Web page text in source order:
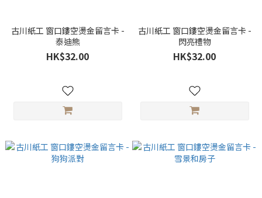
古川紙工 窗口鏤空燙金留言卡 -
泰迪熊
HK$32.00
古川紙工 窗口鏤空燙金留言卡 -
閃亮禮物
HK$32.00